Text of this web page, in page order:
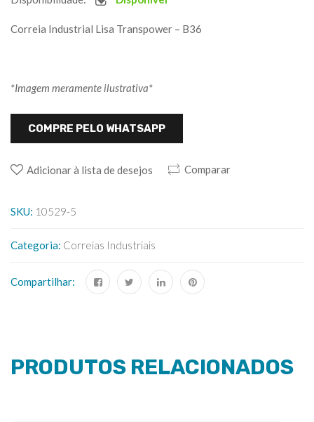
Correia Industrial Lisa Transpower – B36
*Imagem meramente ilustrativa*
COMPRE PELO WHATSAPP
Adicionar à lista de desejos Comparar
SKU: 10529-5
Categoria: Correias Industriais
Compartilhar:
PRODUTOS RELACIONADOS